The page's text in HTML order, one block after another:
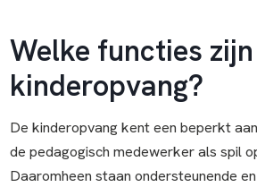
Welke functies
kinderopvang?
De kinderopvang kent een beperkt
de pedagogisch medewerker als spil
Daaromheen staan ondersteunende